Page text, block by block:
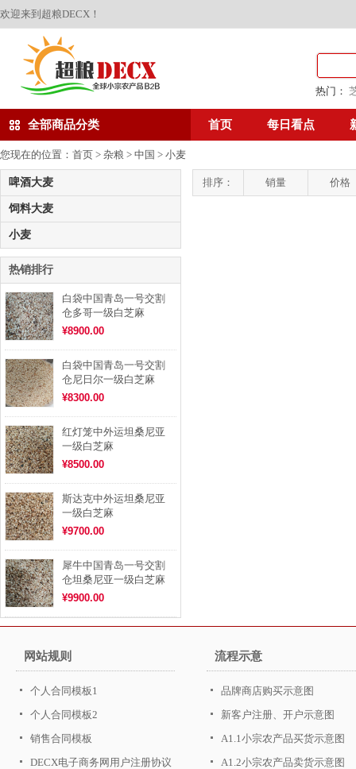
欢迎来到超粮DECX！
热门：
全部商品分类 首页 每日看点
您现在的位置： 首页 > 杂粮 > 中国 > 小麦
啤酒大麦
饲料大麦
小麦
热销排行
白袋中国青岛一号交割
仓多哥一级白芝麻
¥8900.00
白袋中国青岛一号交割
仓尼日尔一级白芝麻
¥8300.00
红灯笼中外运坦桑尼亚
一级白芝麻
¥8500.00
斯达克中外运坦桑尼亚
一级白芝麻
¥9700.00
犀牛中国青岛一号交割
仓坦桑尼亚一级白芝麻
¥9900.00
排序： 销量 价格
网站规则
个人合同模板1
个人合同模板2
销售合同模板
DECX电子商务网用户注册协议
流程示意
品牌商店购买示意图
新客户注册、开户示意图
A1.1小宗农产品买货示意图
A1.2小宗农产品卖货示意图